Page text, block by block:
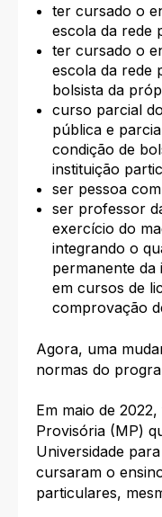
ter cursado o
escola da rede
ter cursado o
escola da rede
bolsista da
curso parcial
pública e
condição de
instituição
ser pessoa
ser professor
exercício do
integrando o
permanente
em cursos de
comprovação
Agora, uma
normas do
Em maio de
Provisória (MP)
Universidade
cursaram o
particulares,